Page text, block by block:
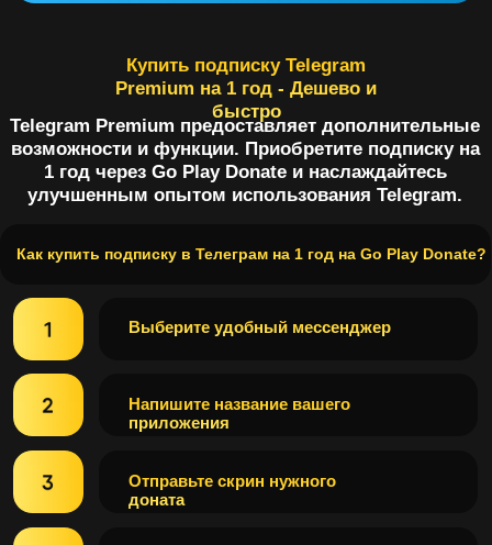
Выберите удобный мессенджер
Напишите название вашего
приложения
Отправьте скрин нужного
Оплатите удобным
Наслаждайтесь любимым
приложением
Почему клиенты выбирают
нас?
Простота и скорость
Мы делаем донаты в мобильные игры проще и
быстрее, чем традиционные методы. Наш бот в
Telegram и ВКонтакте позволяет купить донат
всего за несколько кликов Донат поступает на